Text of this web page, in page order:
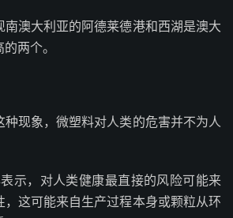
南澳大利亚的阿德莱德港和西湖是澳大
两个。
种现象，微塑料对人类的危害并不为人
示，对人类健康最直接的风险可能来
，这可能来自生产过程本身或颗粒从环